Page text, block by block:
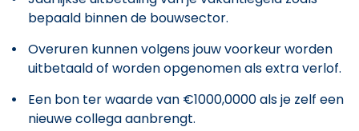
bepaald binnen de bouwsector.
Overuren kunnen volgens jouw voorkeur worden
uitbetaald of worden opgenomen als extra verlof.
Een bon ter waarde van €1000,0000 als je zelf een
nieuwe collega aanbrengt.